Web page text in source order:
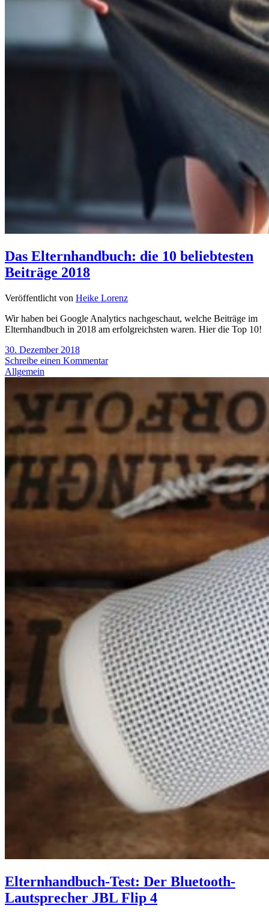
Das Elternhandbuch: die 10 beliebtesten
Beiträge 2018
Veröffentlicht von Heike Lorenz
Wir haben bei Google Analytics nachgeschaut, welche Beiträge im
Elternhandbuch in 2018 am erfolgreichsten waren. Hier die Top 10!
30. Dezember 2018
Schreibe einen Kommentar
Allgemein
Elternhandbuch-Test: Der Bluetooth-
Lautsprecher JBL Flip 4